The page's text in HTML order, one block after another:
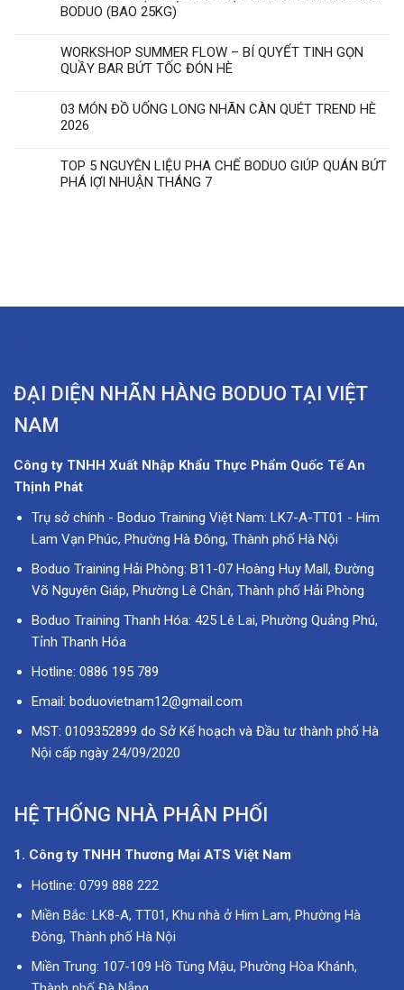
BODUO (BAO 25KG)
WORKSHOP SUMMER FLOW – BÍ QUYẾT TINH GỌN
QUẦY BAR BỨT TỐC ĐÓN HÈ
03 MÓN ĐỒ UỐNG LONG NHÃN CÀN QUÉT TREND HÈ
2026
TOP 5 NGUYÊN LIỆU PHA CHẾ BODUO GIÚP QUÁN BỨT
PHÁ lỢI NHUẬN THÁNG 7
ĐẠI DIỆN NHÃN HÀNG BODUO TẠI VIỆT
NAM
Công ty TNHH Xuất Nhập Khẩu Thực Phẩm Quốc Tế An
Thịnh Phát
Trụ sở chính - Boduo Training Việt Nam: LK7-A-TT01 - Him
Lam Vạn Phúc, Phường Hà Đông, Thành phố Hà Nội
Boduo Training Hải Phòng: B11-07 Hoàng Huy Mall, Đường
Võ Nguyên Giáp, Phường Lê Chân, Thành phố Hải Phòng
Boduo Training Thanh Hóa: 425 Lê Lai, Phường Quảng Phú,
Tỉnh Thanh Hóa
Hotline: 0886 195 789
Email: boduovietnam12@gmail.com
MST: 0109352899 do Sở Kế hoạch và Đầu tư thành phố Hà
Nội cấp ngày 24/09/2020
HỆ THỐNG NHÀ PHÂN PHỐI
1. Công ty TNHH Thương Mại ATS Việt Nam
Hotline: 0799 888 222
Miền Bắc: LK8-A, TT01, Khu nhà ở Him Lam, Phường Hà
Đông, Thành phố Hà Nội
Miền Trung: 107-109 Hồ Tùng Mậu, Phường Hòa Khánh,